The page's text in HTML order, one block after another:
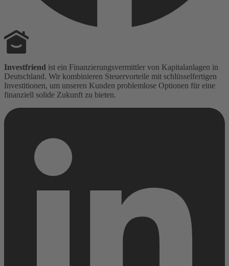
Investfriend ist ein Finanzierungsvermittler von Kapitalanlagen in
Deutschland. Wir kombinieren Steuervorteile mit schlüsselfertigen
Investitionen, um unseren Kunden problemlose Optionen für eine
finanziell solide Zukunft zu bieten.